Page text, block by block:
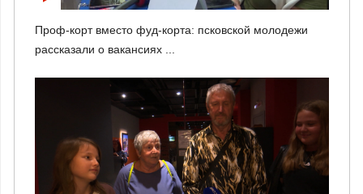
Проф-корт вместо фуд-корта: псковской молодежи
рассказали о вакансиях ...